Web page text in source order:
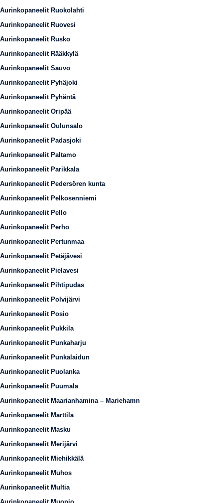
Aurinkopaneelit Ruokolahti
Aurinkopaneelit Ruovesi
Aurinkopaneelit Rusko
Aurinkopaneelit Rääkkylä
Aurinkopaneelit Sauvo
Aurinkopaneelit Pyhäjoki
Aurinkopaneelit Pyhäntä
Aurinkopaneelit Oripää
Aurinkopaneelit Oulunsalo
Aurinkopaneelit Padasjoki
Aurinkopaneelit Paltamo
Aurinkopaneelit Parikkala
Aurinkopaneelit Pedersören kunta
Aurinkopaneelit Pelkosenniemi
Aurinkopaneelit Pello
Aurinkopaneelit Perho
Aurinkopaneelit Pertunmaa
Aurinkopaneelit Petäjävesi
Aurinkopaneelit Pielavesi
Aurinkopaneelit Pihtipudas
Aurinkopaneelit Polvijärvi
Aurinkopaneelit Posio
Aurinkopaneelit Pukkila
Aurinkopaneelit Punkaharju
Aurinkopaneelit Punkalaidun
Aurinkopaneelit Puolanka
Aurinkopaneelit Puumala
Aurinkopaneelit Maarianhamina – Mariehamn
Aurinkopaneelit Marttila
Aurinkopaneelit Masku
Aurinkopaneelit Merijärvi
Aurinkopaneelit Miehikkälä
Aurinkopaneelit Muhos
Aurinkopaneelit Multia